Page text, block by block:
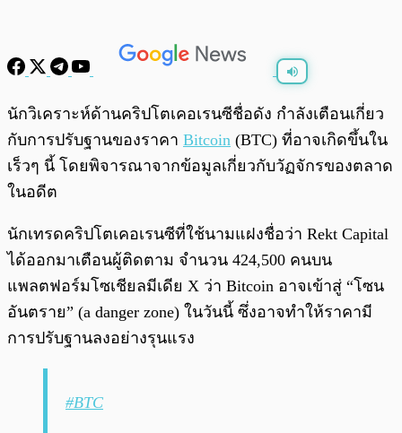
พร้อมเล่น 0:00/ 0:00
นักวิเคราะห์ด้านคริปโตเคอเรนซีชื่อดัง กำลังเตือนเกี่ยว
กับการปรับฐานของราคา Bitcoin (BTC) ที่อาจเกิดขึ้นใน
เร็วๆ นี้ โดยพิจารณาจากข้อมูลเกี่ยวกับวัฏจักรของตลาด
ในอดีต
นักเทรดคริปโตเคอเรนซีที่ใช้นามแฝงชื่อว่า Rekt Capital
ได้ออกมาเตือนผู้ติดตาม จำนวน 424,500 คนบน
แพลตฟอร์มโซเชียลมีเดีย X ว่า Bitcoin อาจเข้าสู่ “โซน
อันตราย” (a danger zone) ในวันนี้ ซึ่งอาจทำให้ราคามี
การปรับฐานลงอย่างรุนแรง
#BTC